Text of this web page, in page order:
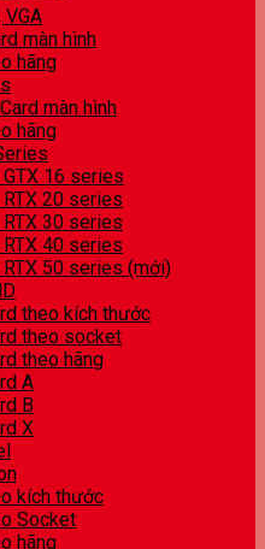
VGA
màn hình
hãng
màn hình
hãng
16 series
20 series
30 series
40 series
RTX 50 series (mới)
theo kích thước
theo socket
theo hãng
A
B
X
kích thước
Socket
hãng